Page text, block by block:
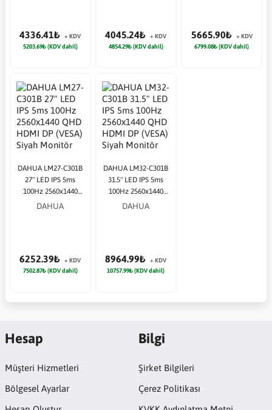
4336.41₺
+ KDV
5203.69₺ (KDV dahil)
4045.24₺
+ KDV
4854.29₺ (KDV dahil)
5665.90₺
+ KDV
6799.08₺ (KDV dahil)
DAHUA LM27-C301B
27" LED IPS 5ms
100Hz 2560x1440
QHD HDMI DP
DAHUA
6252.39₺
+ KDV
7502.87₺ (KDV dahil)
DAHUA LM32-C301B
31.5" LED IPS 5ms
100Hz 2560x1440
QHD HDMI DP
DAHUA
8964.99₺
+ KDV
10757.99₺ (KDV dahil)
Hesap
Müşteri Hizmetleri
Bölgesel Ayarlar
Bilgi
Şirket Bilgileri
Çerez Politikası